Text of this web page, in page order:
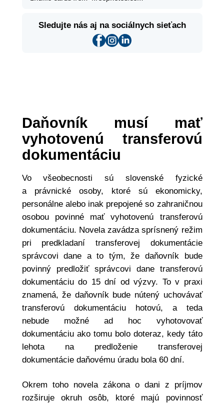
Sledujte nás aj na sociálnych sieťach
Daňovník musí mať
vyhotovenú transferovú
dokumentáciu
Vo všeobecnosti sú slovenské fyzické
a právnické osoby, ktoré sú ekonomicky,
personálne alebo inak prepojené so zahraničnou
osobou povinné mať vyhotovenú transferovú
dokumentáciu. Novela zavádza sprísnený režim
pri predkladaní transferovej dokumentácie
správcovi dane a to tým, že daňovník bude
povinný predložiť správcovi dane transferovú
dokumentáciu do 15 dní od výzvy. To v praxi
znamená, že daňovník bude nútený uchovávať
transferovú dokumentáciu hotovú, a teda
nebude možné ad hoc vyhotovovať
dokumentáciu ako tomu bolo doteraz, kedy táto
lehota na predloženie transferovej
dokumentácie daňovému úradu bola 60 dní.
Okrem toho novela zákona o dani z príjmov
rozširuje okruh osôb, ktoré majú povinnosť